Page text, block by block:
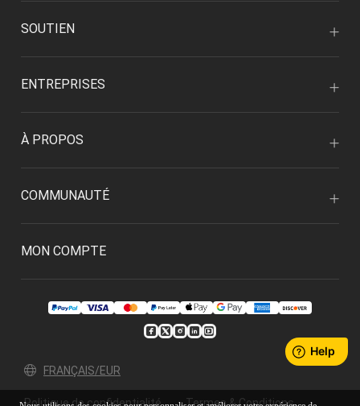
SOUTIEN
ENTREPRISES
À PROPOS
COMMUNAUTÉ
MON COMPTE
FRANÇAIS/EUR
Politique de confidentialité Termes & Conditions